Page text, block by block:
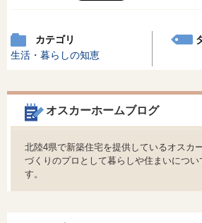
カテゴリ
生活・暮らしの知恵
オスカーホームブログ
北陸4県で新築住宅を提供しているオスカ
づくりのプロとして暮らしや住まいにつ
す。